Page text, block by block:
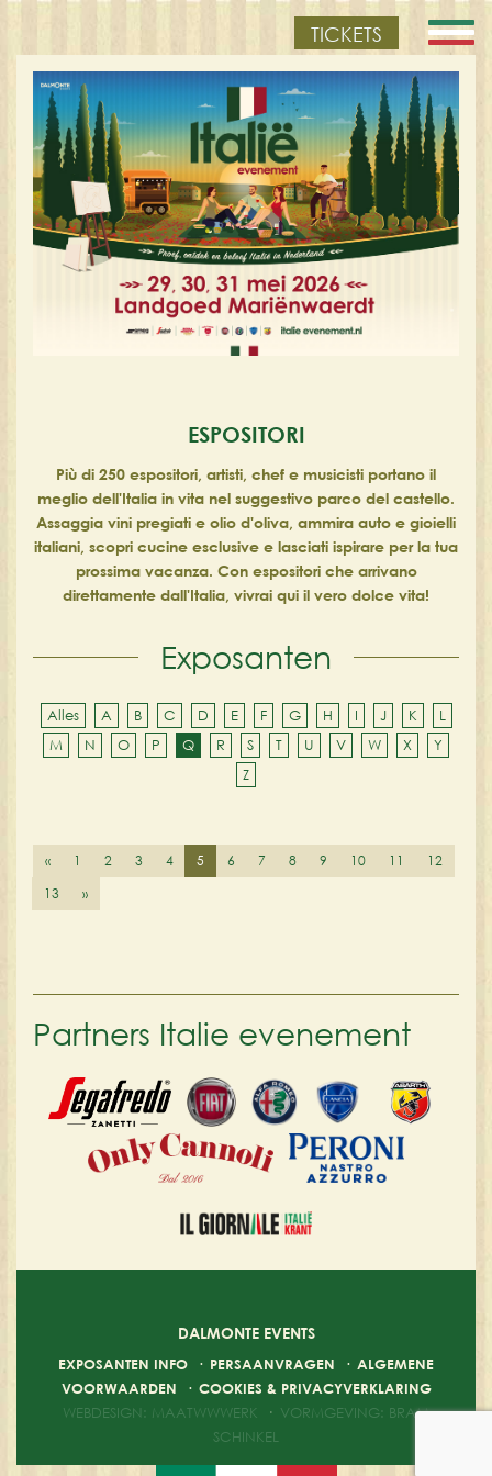
TICKETS
ESPOSITORI
Più di 250 espositori, artisti, chef e musicisti portano il
meglio dell'Italia in vita nel suggestivo parco del castello.
Assaggia vini pregiati e olio d'oliva, ammira auto e gioielli
italiani, scopri cucine esclusive e lasciati ispirare per la tua
prossima vacanza. Con espositori che arrivano
direttamente dall'Italia, vivrai qui il vero dolce vita!
Exposanten
Alles A B C D E F G H I J K
L
M
N O P Q R S T U V W X
Y
Z
« 1 2 3 4 5 6 7 8 9 10 11
12
13
»
Partners Italie evenement
DALMONTE EVENTS
EXPOSANTEN INFO · PERSAANVRAGEN · ALGEMENE
VOORWAARDEN · COOKIES & PRIVACYVERKLARING
WEBDESIGN: MAATWWWERK
· VORMGEVING: BRAM
SCHINKEL